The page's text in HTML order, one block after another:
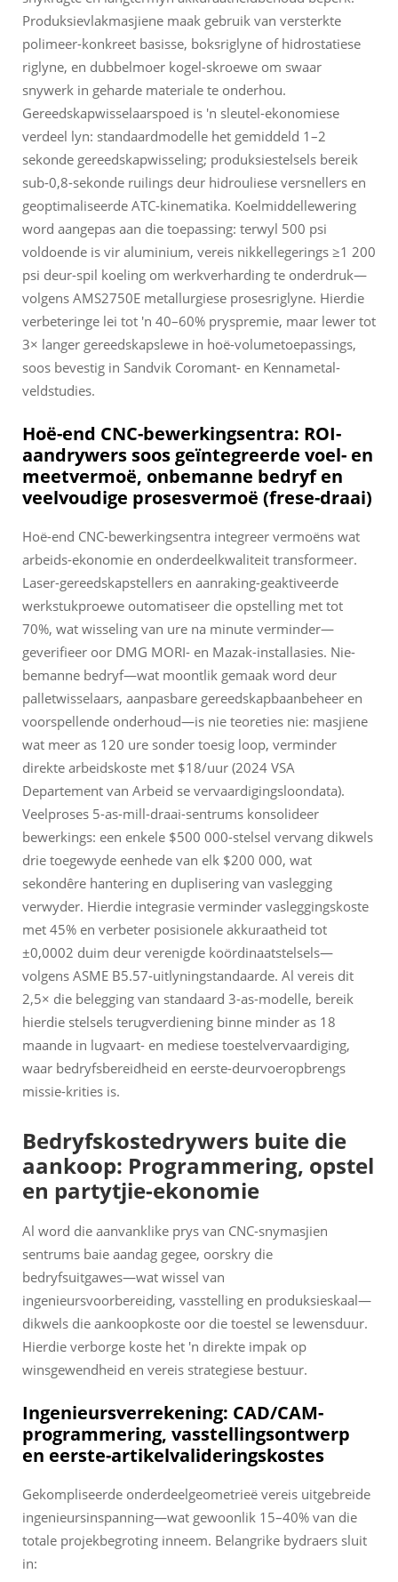
Produksievlakmasjiene maak gebruik van versterkte
polimeer-konkreet basisse, boksriglyne of hidrostatiese
riglyne, en dubbelmoer kogel-skroewe om swaar
snywerk in geharde materiale te onderhou.
Gereedskapwisselaarspoed is 'n sleutel-ekonomiese
verdeel lyn: standaardmodelle het gemiddeld 1–2
sekonde gereedskapwisseling; produksiestelsels bereik
sub-0,8-sekonde ruilings deur hidrouliese versnellers en
geoptimaliseerde ATC-kinematika. Koelmiddellewering
word aangepas aan die toepassing: terwyl 500 psi
voldoende is vir aluminium, vereis nikkellegerings ≥1 200
psi deur-spil koeling om werkverharding te onderdruk—
volgens AMS2750E metallurgiese prosesriglyne. Hierdie
verbeteringe lei tot 'n 40–60% pryspremie, maar lewer tot
3× langer gereedskapslewe in hoë-volumetoepassings,
soos bevestig in Sandvik Coromant- en Kennametal-
veldstudies.
Hoë-end CNC-bewerkingsentra: ROI-
aandrywers soos geïntegreerde voel- en
meetvermoë, onbemanne bedryf en
veelvoudige prosesvermoë (frese-draai)
Hoë-end CNC-bewerkingsentra integreer vermoëns wat
arbeids-ekonomie en onderdeelkwaliteit transformeer.
Laser-gereedskapstellers en aanraking-geaktiveerde
werkstukproewe outomatiseer die opstelling met tot
70%, wat wisseling van ure na minute verminder—
geverifieer oor DMG MORI- en Mazak-installasies. Nie-
bemanne bedryf—wat moontlik gemaak word deur
palletwisselaars, aanpasbare gereedskapbaanbeheer en
voorspellende onderhoud—is nie teoreties nie: masjiene
wat meer as 120 ure sonder toesig loop, verminder
direkte arbeidskoste met $18/uur (2024 VSA
Departement van Arbeid se vervaardigingsloondata).
Veelproses 5-as-mill-draai-sentrums konsolideer
bewerkings: een enkele $500 000-stelsel vervang dikwels
drie toegewyde eenhede van elk $200 000, wat
sekondêre hantering en duplisering van vaslegging
verwyder. Hierdie integrasie verminder vasleggingskoste
met 45% en verbeter posisionele akkuraatheid tot
±0,0002 duim deur verenigde koördinaatstelsels—
volgens ASME B5.57-uitlyningstandaarde. Al vereis dit
2,5× die belegging van standaard 3-as-modelle, bereik
hierdie stelsels terugverdiening binne minder as 18
maande in lugvaart- en mediese toestelvervaardiging,
waar bedryfsbereidheid en eerste-deurvoeropbrengs
missie-krities is.
Bedryfskostedrywers buite die
aankoop: Programmering, opstel
en partytjie-ekonomie
Al word die aanvanklike prys van CNC-snymasjien
sentrums baie aandag gegee, oorskry die
bedryfsuitgawes—wat wissel van
ingenieursvoorbereiding, vasstelling en produksieskaal—
dikwels die aankoopkoste oor die toestel se lewensduur.
Hierdie verborge koste het 'n direkte impak op
winsgewendheid en vereis strategiese bestuur.
Ingenieursverrekening: CAD/CAM-
programmering, vasstellingsontwerp
en eerste-artikelvalideringskostes
Gekompliseerde onderdeelgeometrieë vereis uitgebreide
ingenieursinspanning—wat gewoonlik 15–40% van die
totale projekbegroting inneem. Belangrike bydraers sluit
in: